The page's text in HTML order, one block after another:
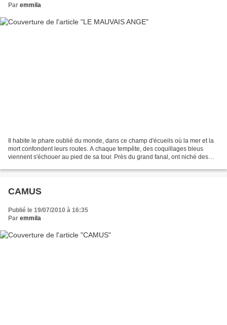
Par emmila
Il habite le phare oublié du monde, dans ce champ d'écueils où la mer et la
mort confondent leurs routes. A chaque tempête, des coquillages bleus
viennent s'échouer au pied de sa tour. Près du grand fanal, ont niché des
CAMUS
Publié le 19/07/2010 à 16:35
Par emmila